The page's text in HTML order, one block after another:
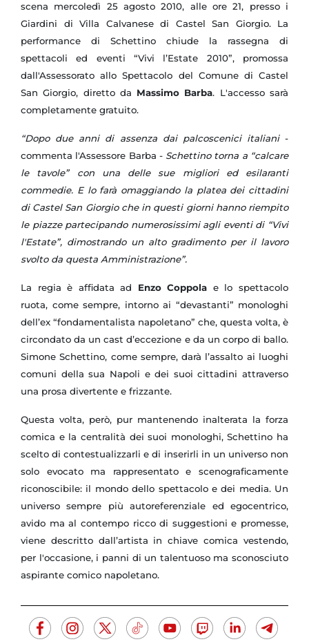
scena mercoledì 25 agosto 2010, alle ore 21, presso i
Giardini di Villa Calvanese di Castel San Giorgio. La
performance di Schettino chiude la rassegna di
spettacoli ed eventi “Vivi l’Estate 2010”, promossa
dall'Assessorato allo Spettacolo del Comune di Castel
San Giorgio, diretto da Massimo Barba. L'accesso sarà
completamente gratuito.
“Dopo due anni di assenza dai palcoscenici italiani-
commenta l'Assessore Barba - Schettino torna a “calcare
le tavole” con una delle sue migliori ed esilaranti
commedie. E lo farà omaggiando la platea dei cittadini
di Castel San Giorgio che in questi giorni hanno riempito
le piazze partecipando numerosissimi agli eventi di “Vivi
l'Estate”, dimostrando un alto gradimento per il lavoro
svolto da questa Amministrazione”.
La regia è affidata ad Enzo Coppola e lo spettacolo
ruota, come sempre, intorno ai “devastanti” monologhi
dell’ex “fondamentalista napoletano” che, questa volta, è
circondato da un cast d’eccezione e da un corpo di ballo.
Simone Schettino, come sempre, darà l’assalto ai luoghi
comuni della sua Napoli e dei suoi cittadini attraverso
una prosa divertente e frizzante.
Questa volta, però, pur mantenendo inalterata la forza
comica e la centralità dei suoi monologhi, Schettino ha
scelto di contestualizzarli e di inserirli in un universo non
solo evocato ma rappresentato e scenograficamente
riconoscibile: il mondo dello spettacolo e dei media. Un
universo sempre più autoreferenziale ed egocentrico,
avido ma al contempo ricco di suggestioni e promesse,
viene descritto dall’artista in chiave comica vestendo,
per l'occasione, i panni di un talentuoso ma sconosciuto
aspirante comico napoletano.